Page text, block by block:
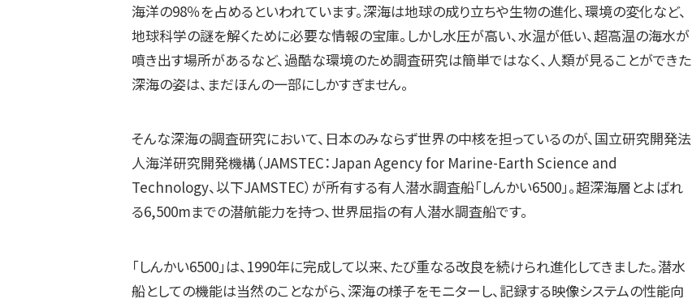
海洋の98％を占めるといわれています。深海は地球の成り立ちや生物の進化、環境の変化など、
地球科学の謎を解くために必要な情報の宝庫。しかし水圧が高い、水温が低い、超高温の海水が
噴き出す場所があるなど、過酷な環境のため調査研究は簡単ではなく、人類が見ることができた
深海の姿は、まだほんの一部にしかすぎません。
そんな深海の調査研究において、日本のみならず世界の中核を担っているのが、国立研究開発法
人海洋研究開発機構（JAMSTEC：Japan Agency for Marine-Earth Science and
Technology、以下JAMSTEC）が所有する有人潜水調査船「しんかい6500」。超深海層とよばれ
る6,500mまでの潜航能力を持つ、世界屈指の有人潜水調査船です。
「しんかい6500」は、1990年に完成して以来、たび重なる改良を続けられ進化してきました。潜水
船としての機能は当然のことながら、深海の様子をモニターし、記録する映像システムの性能向